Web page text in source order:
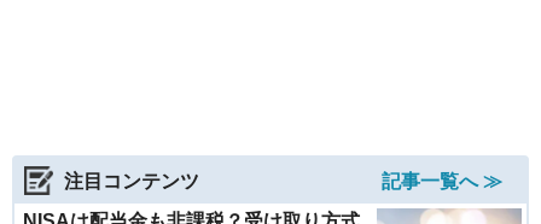
注目コンテンツ
記事一覧へ ≫